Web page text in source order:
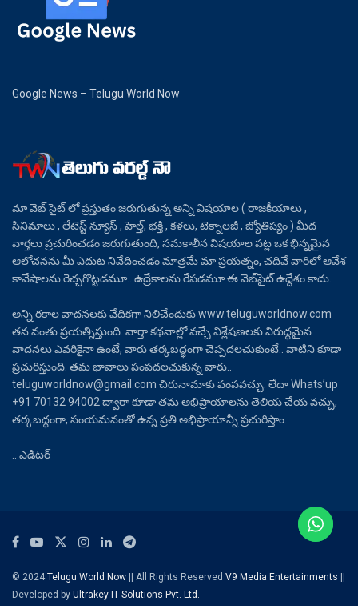
Google News – Telugu World Now
మా వెబ్ సైట్ లో ప్రస్తుతం జరుగుతున్న అన్ని విషయాల ( రాజకీయాలు ,
సినిమాలు , లేటెస్ట్ న్యూస్ , హెల్త్, భక్తి , కళలు, టెక్నాలజీ , జ్యోతిష్యం ) మీద
వార్తలు ప్రచురించడం జరుగుతుంది, సమకాలీన విషయాల పట్ల ఒక భిన్నమైన
ఆలోచనను మీ ఎదుట నివేదించడం మాత్రమే మా ప్రయత్నం, చదివే వారిలో ఆవేశ
కావేషాలను రెచ్చగొట్టడమూ.. ఉద్రేకాలను రేపడమూ ఈ వెబ్‌సైట్ ఉద్దేశం కాదు.
అన్ని రకాల వాదనలకు వేదికగా నిలిచేందుకు www.teluguworldnow.com
తన వంతు ప్రయత్నిస్తుంది. వార్తా కథనాల్లో వచ్చే విశ్లేషణలకు విరుద్ధమైన
వాదనలు ఎవరికైనా ఉంటే, వారు తర్కబద్ధంగా చెప్పదలచుకుంటే.. వాటిని కూడా
ప్రచురిస్తుంది. తమ భావాలు పంపదలచుకున్న వారు..
teluguworldnow@gmail.com చిరునామాకు పంపవచ్చు. లేదా Whats’up
+91 70132 94002 ద్వారా కూడా తమ అభిప్రాయాలను తెలియ చేయ వచ్చు,
తర్కబద్ధంగా, సంయమనంతో ఉన్న ప్రతి అభిప్రాయాన్నీ ప్రచురిస్తాం.
.. ఎడిటర్
© 2024Telugu World Now || All Rights Reserved V9 Media Entertainments ||
Developed by Ultrakey IT Solutions Pvt. Ltd.